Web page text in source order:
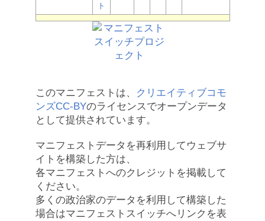
ト
このマニフェストは、
クリエイティブコモ
ンズCC-BYのライセンスでオープンデータ
として提供されています。
マニフェストデータを再利用してウェブサ
イトを構築した方は、
各マニフェストへのクレジットを掲載して
ください。
多くの政治家のデータを利用して構築した
場合はマニフェストスイッチへリンクを表